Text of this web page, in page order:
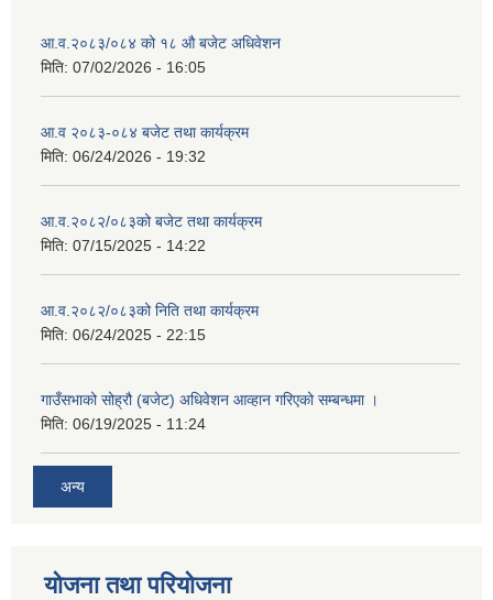
आ.व.२०८३/०८४ को १८ ‍औ बजेट अधिवेशन
मिति: 07/02/2026 - 16:05
आ.व २०८३-०८४ बजेट तथा कार्यक्रम
मिति: 06/24/2026 - 19:32
आ.व.२०८२/०८३को बजेट तथा कार्यक्रम
मिति: 07/15/2025 - 14:22
आ.व.२०८२/०८३को निति तथा कार्यक्रम
मिति: 06/24/2025 - 22:15
गाउँसभाको सोह्रौ (बजेट) अधिवेशन आव्हान गरिएको सम्बन्धमा ।
मिति: 06/19/2025 - 11:24
अन्य
योजना तथा परियोजना